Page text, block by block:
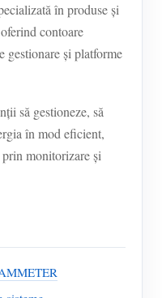
în produse și
contoare
gestionare și platforme
să gestioneze, să
în mod eficient,
monitorizare și